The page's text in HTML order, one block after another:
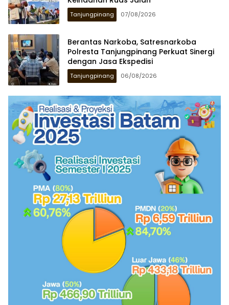
Tanjungpinang 07/08/2026
Berantas Narkoba, Satresnarkoba
Polresta Tanjungpinang Perkuat Sinergi
dengan Jasa Ekspedisi
Tanjungpinang 06/08/2026